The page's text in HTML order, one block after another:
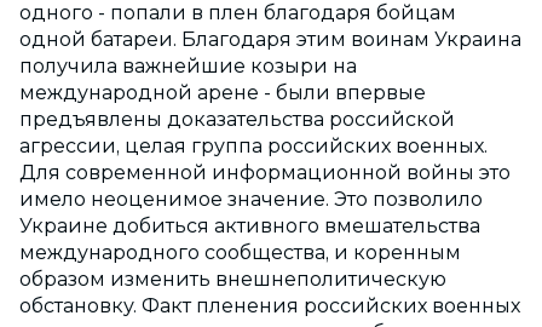
одного - попали в плен благодаря бойцам
одной батареи. Благодаря этим воинам Украина
получила важнейшие козыри на
международной арене - были впервые
предъявлены доказательства российской
агрессии, целая группа российских военных.
Для современной информационной войны это
имело неоценимое значение. Это позволило
Украине добиться активного вмешательства
международного сообщества, и коренным
образом изменить внешнеполитическую
обстановку. Факт пленения российских военных